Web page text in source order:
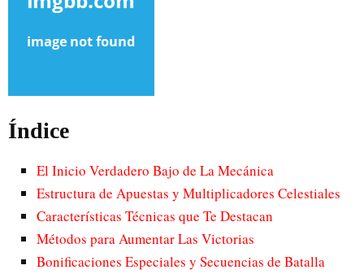
Índice
El Inicio Verdadero Bajo de La Mecánica
Estructura de Apuestas y Multiplicadores Celestiales
Características Técnicas que Te Destacan
Métodos para Aumentar Las Victorias
Bonificaciones Especiales y Secuencias de Batalla